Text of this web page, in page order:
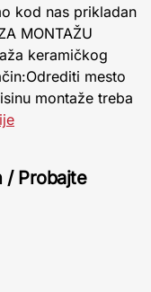
kod nas prikladan
MONTAŽU
keramičkog
mesto
montaže treba
/ Probajte